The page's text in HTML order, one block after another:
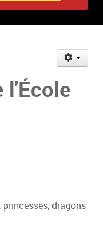
l'École
princesses, dragons